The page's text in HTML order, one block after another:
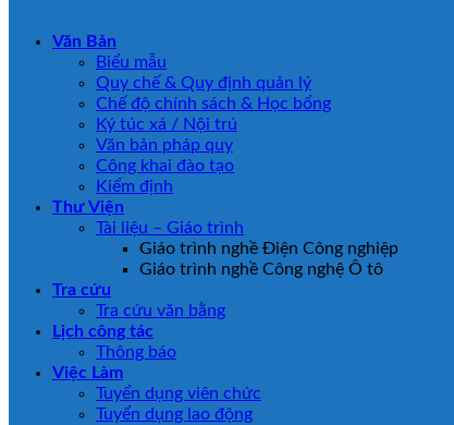
Văn Bản
Biểu mẫu
Quy chế & Quy định quản lý
Chế độ chính sách & Học bổng
Ký túc xá / Nội trú
Văn bản pháp quy
Công khai đào tạo
Kiểm định
Thư Viện
Tài liệu – Giáo trình
Giáo trình nghề Điện Công nghiệp
Giáo trình nghề Công nghệ Ô tô
Tra cứu
Tra cứu văn bằng
Lịch công tác
Thông báo
Việc Làm
Tuyển dụng viên chức
Tuyển dụng lao động